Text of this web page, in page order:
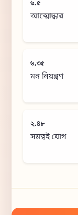
৬.৫
আত্মোদ্ধার
৬.৩৫
মন নিয়ন্ত্রণ
২.৪৮
সমত্বই যোগ